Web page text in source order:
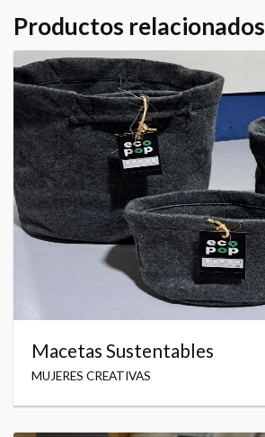
Productos relacionados
Macetas Sustentables
MUJERES CREATIVAS